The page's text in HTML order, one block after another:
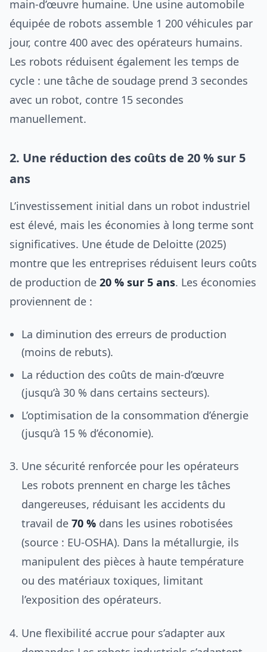
main-d’œuvre humaine. Une usine automobile
équipée de robots assemble 1 200 véhicules par
jour, contre 400 avec des opérateurs humains.
Les robots réduisent également les temps de
cycle : une tâche de soudage prend 3 secondes
avec un robot, contre 15 secondes
manuellement.
2. Une réduction des coûts de 20 % sur 5
ans
L’investissement initial dans un robot industriel
est élevé, mais les économies à long terme sont
significatives. Une étude de Deloitte (2025)
montre que les entreprises réduisent leurs coûts
de production de 20 % sur 5 ans. Les économies
proviennent de :
La diminution des erreurs de production
(moins de rebuts).
La réduction des coûts de main-d’œuvre
(jusqu’à 30 % dans certains secteurs).
L’optimisation de la consommation d’énergie
(jusqu’à 15 % d’économie).
Une sécurité renforcée pour les opérateurs
Les robots prennent en charge les tâches
dangereuses, réduisant les accidents du
travail de 70 % dans les usines robotisées
(source : EU-OSHA). Dans la métallurgie, ils
manipulent des pièces à haute température
ou des matériaux toxiques, limitant
l’exposition des opérateurs.
Une flexibilité accrue pour s’adapter aux